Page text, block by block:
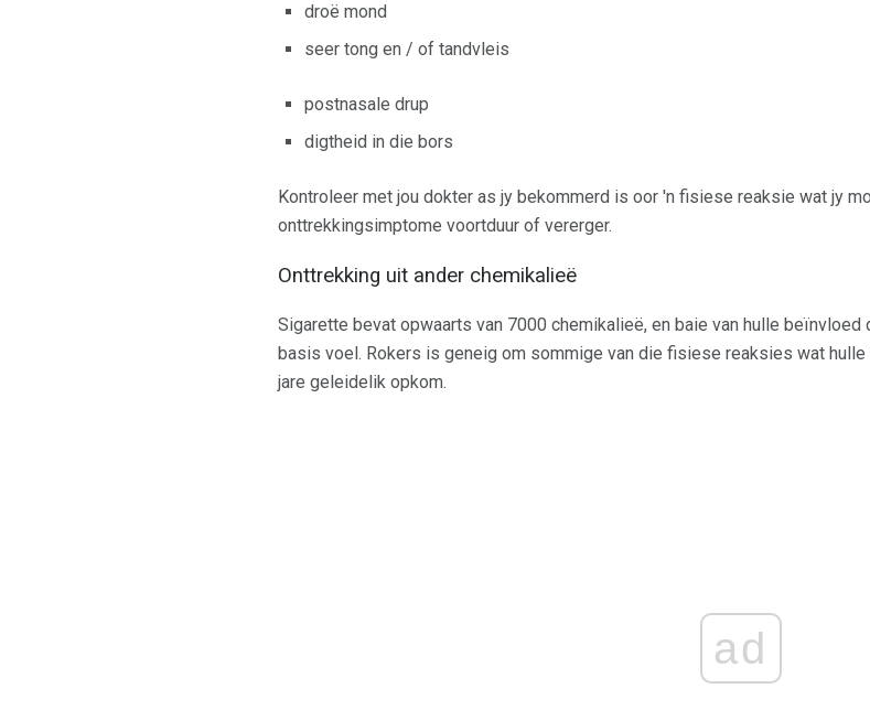
droë mond
seer tong en / of tandvleis
postnasale drup
digtheid in die bors
Kontroleer met jou dokter as jy bekommerd is oor 'n fisiese reaksie wat jy
onttrekkingsimptome voortduur of vererger.
Onttrekking uit ander chemikalieë
Sigarette bevat opwaarts van 7000 chemikalieë, en baie van hulle
basis voel. Rokers is geneig om sommige van die fisiese reaksies wat
jare geleidelik opkom.
ad